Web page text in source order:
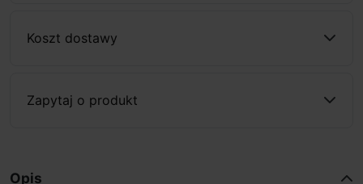
Koszt dostawy
Zapytaj o produkt
Opis